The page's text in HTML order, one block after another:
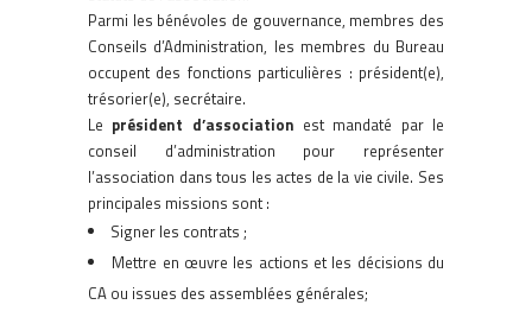
Parmi les bénévoles de gouvernance, membres des
Conseils d’Administration, les membres du Bureau
occupent des fonctions particulières : président(e),
trésorier(e), secrétaire.
Le président d’association est mandaté par le
conseil d’administration pour représenter
l’association dans tous les actes de la vie civile. Ses
principales missions sont :
Signer les contrats ;
Mettre en œuvre les actions et les décisions du
CA ou issues des assemblées générales;